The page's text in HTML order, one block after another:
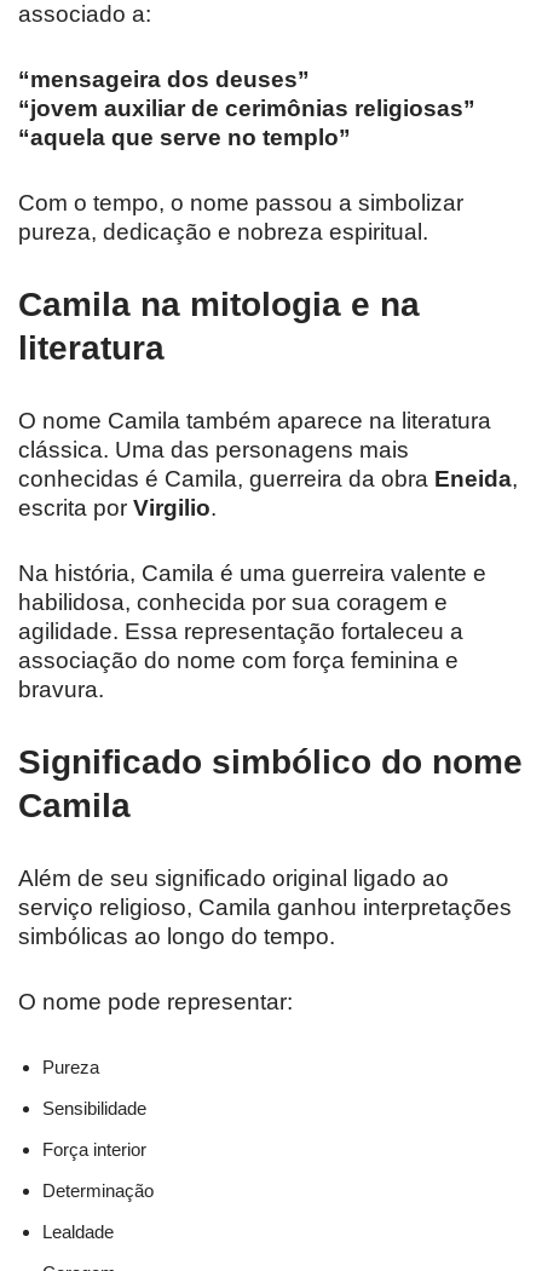
associado a:
“mensageira dos deuses”
“jovem auxiliar de cerimônias religiosas”
“aquela que serve no templo”
Com o tempo, o nome passou a simbolizar
pureza, dedicação e nobreza espiritual.
Camila na mitologia e na
literatura
O nome Camila também aparece na literatura
clássica. Uma das personagens mais
conhecidas é Camila, guerreira da obra Eneida,
escrita por Virgilio.
Na história, Camila é uma guerreira valente e
habilidosa, conhecida por sua coragem e
agilidade. Essa representação fortaleceu a
associação do nome com força feminina e
bravura.
Significado simbólico do nome
Camila
Além de seu significado original ligado ao
serviço religioso, Camila ganhou interpretações
simbólicas ao longo do tempo.
O nome pode representar:
Pureza
Sensibilidade
Força interior
Determinação
Lealdade